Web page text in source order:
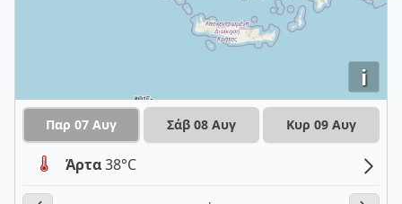
i
Παρ 07 Αυγ Σάβ 08 Αυγ Κυρ 09 Αυγ
Άρτα38°C